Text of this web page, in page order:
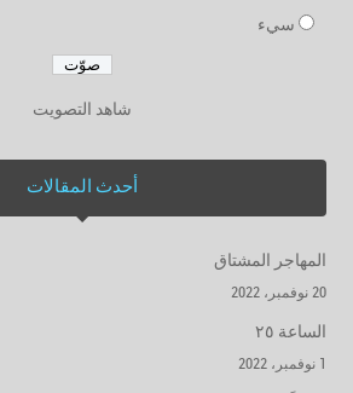
سيء
شاهد التصويت
أحدث المقالات
المهاجر المشتاق
20 نوفمبر، 2022
الساعة ٢٥
1 نوفمبر، 2022